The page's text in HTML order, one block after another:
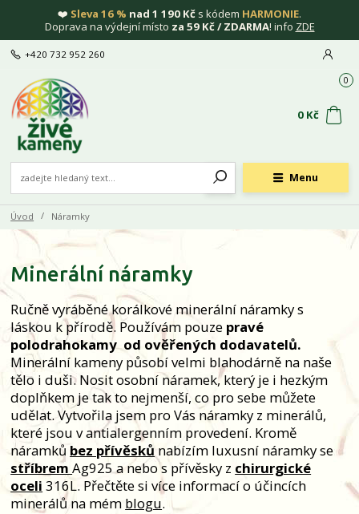
❤️ Sleva 16 % nad 1 190 Kč s kódem HARMONIE.
Doprava na výdejní místo za 59 Kč / ZDARMA! info ZDE
Menu
+420 732 952 260
0
0 Kč
Úvod Náramky
Minerální náramky
Ručně vyráběné korálkové minerální náramky s
láskou k přírodě. Používám pouze pravé
polodrahokamy od ověřených dodavatelů.
Minerální kameny působí velmi blahodárně na naše
tělo i duši. Nosit osobní náramek, který je i hezkým
doplňkem je tak to nejmenší, co pro sebe můžete
udělat. Vytvořila jsem pro Vás náramky z minerálů,
které jsou v antialergenním provedení. Kromě
náramků bez přívěsků nabízím luxusní náramky se
stříbremAg925 a nebo s přívěsky z chirurgické
oceli 316L. Přečtěte si více informací o účincích
minerálů na mém blogu.